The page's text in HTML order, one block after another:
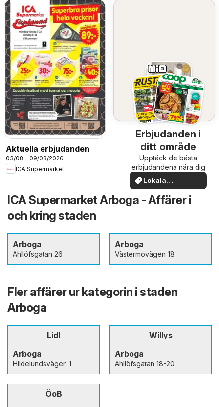
Aktuella erbjudanden
03/08 - 09/08/2026
ICA Supermarket
Erbjudanden i
ditt område
Upptäck de bästa
erbjudandena nära dig
Lokala
erbjudanden
ICA Supermarket Arboga - Affärer i
och kring staden
Arboga
Ahllöfsgatan 26
Arboga
Västermovägen 18
Fler affärer ur kategorin i staden
Arboga
Lidl
Arboga
Hildelundsvägen 1
Willys
Arboga
Ahllöfsgatan 18-20
ÖoB